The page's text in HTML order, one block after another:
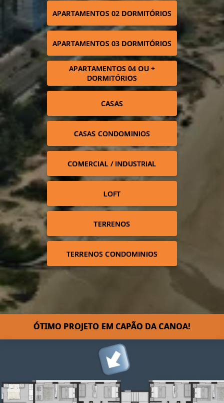
APARTAMENTOS 02 DORMITÓRIOS
APARTAMENTOS 03 DORMITÓRIOS
APARTAMENTOS 04 OU +
DORMITÓRIOS
CASAS
CASAS CONDOMINIOS
COMERCIAL / INDUSTRIAL
LOFT
TERRENOS
TERRENOS CONDOMINIOS
ÓTIMO PROJETO EM CAPÃO DA CANOA!